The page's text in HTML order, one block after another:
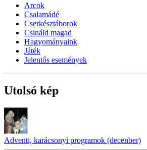
Arcok
Csalamádé
Cserkésztáborok
Csináld magad
Hagyományaink
Játék
Jelentős események
Utolsó kép
Adventi, karácsonyi programok (decenber)